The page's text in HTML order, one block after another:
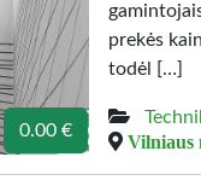
0.00 €
prekės
todėl […]
Vilniaus